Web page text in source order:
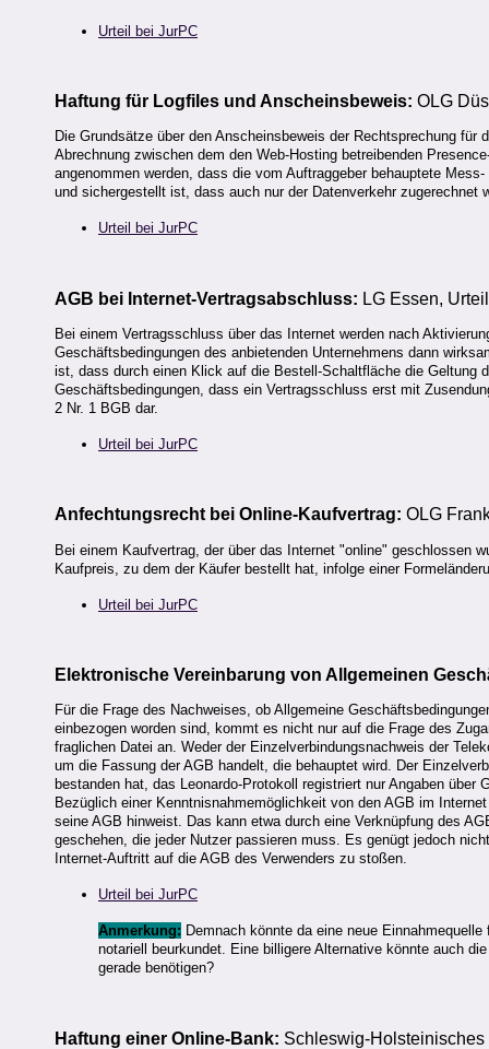
Urteil bei JurPC
Haftung für Logfiles und Anscheinsbeweis: OLG
Die Grundsätze über den Anscheinsbeweis der Rechtsprechung
Abrechnung zwischen dem den Web-Hosting betreibenden
angenommen werden, dass die vom Auftraggeber behauptete
und sichergestellt ist, dass auch nur der Datenverkehr
Urteil bei JurPC
AGB bei Internet-Vertragsabschluss: LG Essen,
Bei einem Vertragsschluss über das Internet werden nach
Geschäftsbedingungen des anbietenden Unternehmens dann
ist, dass durch einen Klick auf die Bestell-Schaltfläche die Geltung
Geschäftsbedingungen, dass ein Vertragsschluss erst mit
2 Nr. 1 BGB dar.
Urteil bei JurPC
Anfechtungsrecht bei Online-Kaufvertrag: OLG
Bei einem Kaufvertrag, der über das Internet "online" geschlossen
Kaufpreis, zu dem der Käufer bestellt hat, infolge einer
Urteil bei JurPC
Elektronische Vereinbarung von Allgemeinen
Für die Frage des Nachweises, ob Allgemeine
einbezogen worden sind, kommt es nicht nur auf die Frage des
fraglichen Datei an. Weder der Einzelverbindungsnachweis der
um die Fassung der AGB handelt, die behauptet wird. Der
bestanden hat, das Leonardo-Protokoll registriert nur Angaben über
Bezüglich einer Kenntnisnahmemöglichkeit von den AGB im
seine AGB hinweist. Das kann etwa durch eine Verknüpfung des
geschehen, die jeder Nutzer passieren muss. Es genügt jedoch
Internet-Auftritt auf die AGB des Verwenders zu stoßen.
Urteil bei JurPC
Anmerkung: Demnach könnte da eine neue
notariell beurkundet. Eine billigere Alternative könnte auch
gerade benötigen?
Haftung einer Online-Bank: Schleswig-